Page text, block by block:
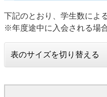
下記のとおり、学生数によ
※年度途中に入会される場
表のサイズを切り替える